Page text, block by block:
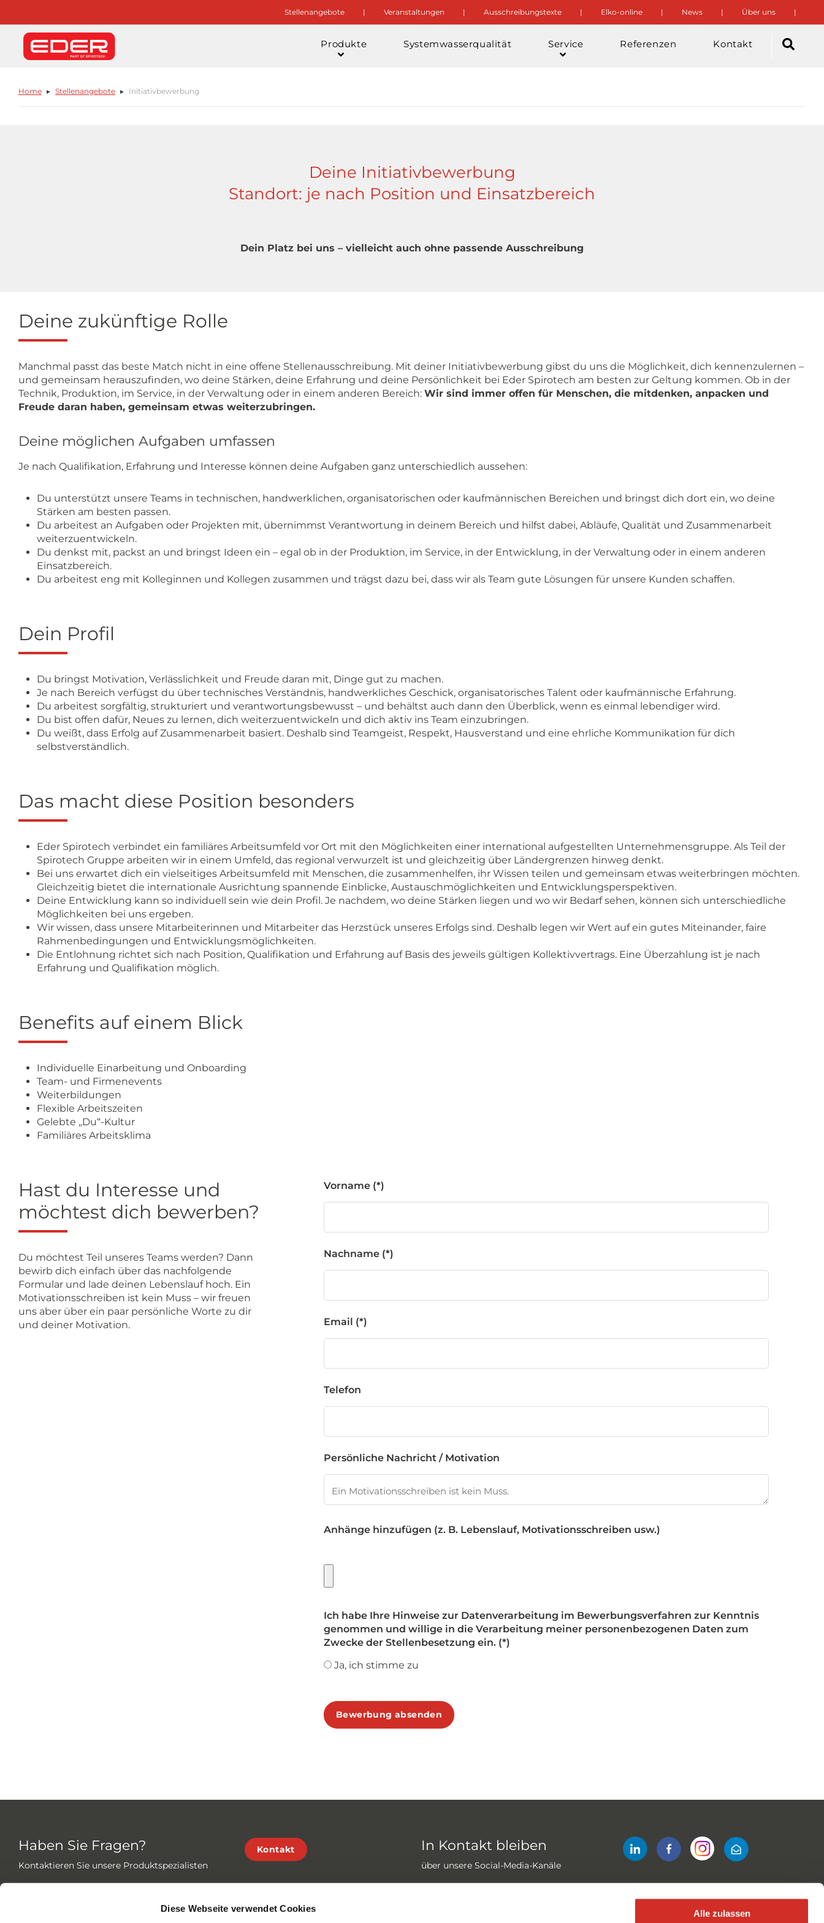
Diese Webseite verwendet Cookies
Alle zulassen
Stellenangebote Veranstaltungen Ausschreibungstexte Elko-online News Über uns
Produkte Systemwasserqualität Service Referenzen Kontakt
Home Stellenangebote Initiativbewerbung
Deine Initiativbewerbung
Standort: je nach Position und Einsatzbereich
Dein Platz bei uns – vielleicht auch ohne passende Ausschreibung
Deine zukünftige Rolle
Manchmal passt das beste Match nicht in eine offene Stellenausschreibung. Mit deiner Initiativbewerbung gibst du uns die Möglichkeit, dich kennenzulernen –
und gemeinsam herauszufinden, wo deine Stärken, deine Erfahrung und deine Persönlichkeit bei Eder Spirotech am besten zur Geltung kommen. Ob in der
Technik, Produktion, im Service, in der Verwaltung oder in einem anderen Bereich: Wir sind immer offen für Menschen, die mitdenken, anpacken und
Freude daran haben, gemeinsam etwas weiterzubringen.
Deine möglichen Aufgaben umfassen
Je nach Qualifikation, Erfahrung und Interesse können deine Aufgaben ganz unterschiedlich aussehen:
Du unterstützt unsere Teams in technischen, handwerklichen, organisatorischen oder kaufmännischen Bereichen und bringst dich dort ein, wo deine
Stärken am besten passen.
Du arbeitest an Aufgaben oder Projekten mit, übernimmst Verantwortung in deinem Bereich und hilfst dabei, Abläufe, Qualität und Zusammenarbeit
weiterzuentwickeln.
Du denkst mit, packst an und bringst Ideen ein – egal ob in der Produktion, im Service, in der Entwicklung, in der Verwaltung oder in einem anderen
Einsatzbereich.
Du arbeitest eng mit Kolleginnen und Kollegen zusammen und trägst dazu bei, dass wir als Team gute Lösungen für unsere Kunden schaffen.
Dein Profil
Du bringst Motivation, Verlässlichkeit und Freude daran mit, Dinge gut zu machen.
Je nach Bereich verfügst du über technisches Verständnis, handwerkliches Geschick, organisatorisches Talent oder kaufmännische Erfahrung.
Du arbeitest sorgfältig, strukturiert und verantwortungsbewusst – und behältst auch dann den Überblick, wenn es einmal lebendiger wird.
Du bist offen dafür, Neues zu lernen, dich weiterzuentwickeln und dich aktiv ins Team einzubringen.
Du weißt, dass Erfolg auf Zusammenarbeit basiert. Deshalb sind Teamgeist, Respekt, Hausverstand und eine ehrliche Kommunikation für dich
selbstverständlich.
Das macht diese Position besonders
Eder Spirotech verbindet ein familiäres Arbeitsumfeld vor Ort mit den Möglichkeiten einer international aufgestellten Unternehmensgruppe. Als Teil der
Spirotech Gruppe arbeiten wir in einem Umfeld, das regional verwurzelt ist und gleichzeitig über Ländergrenzen hinweg denkt.
Bei uns erwartet dich ein vielseitiges Arbeitsumfeld mit Menschen, die zusammenhelfen, ihr Wissen teilen und gemeinsam etwas weiterbringen möchten.
Gleichzeitig bietet die internationale Ausrichtung spannende Einblicke, Austauschmöglichkeiten und Entwicklungsperspektiven.
Deine Entwicklung kann so individuell sein wie dein Profil. Je nachdem, wo deine Stärken liegen und wo wir Bedarf sehen, können sich unterschiedliche
Möglichkeiten bei uns ergeben.
Wir wissen, dass unsere Mitarbeiterinnen und Mitarbeiter das Herzstück unseres Erfolgs sind. Deshalb legen wir Wert auf ein gutes Miteinander, faire
Rahmenbedingungen und Entwicklungsmöglichkeiten.
Die Entlohnung richtet sich nach Position, Qualifikation und Erfahrung auf Basis des jeweils gültigen Kollektivvertrags. Eine Überzahlung ist je nach
Erfahrung und Qualifikation möglich.
Benefits auf einem Blick
Individuelle Einarbeitung und Onboarding
Team- und Firmenevents
Weiterbildungen
Flexible Arbeitszeiten
Gelebte „Du“-Kultur
Familiäres Arbeitsklima
Hast du Interesse und
möchtest dich bewerben?
Du möchtest Teil unseres Teams werden? Dann
bewirb dich einfach über das nachfolgende
Formular und lade deinen Lebenslauf hoch. Ein
Motivationsschreiben ist kein Muss – wir freuen
uns aber über ein paar persönliche Worte zu dir
und deiner Motivation.
Vorname
Nachname
Email
Telefon
Persönliche Nachricht / Motivation
Anhänge hinzufügen (z. B. Lebenslauf, Motivationsschreiben usw.)
Ich habe Ihre Hinweise zur Datenverarbeitung im Bewerbungsverfahren zur Kenntnis
genommen und willige in die Verarbeitung meiner personenbezogenen Daten zum
Zwecke der Stellenbesetzung ein.
Ja, ich stimme zu
Bewerbung absenden
Haben Sie Fragen?
Kontaktieren Sie unsere Produktspezialisten
Kontakt In Kontakt bleiben
über unsere Social-Media-Kanäle
Eder Spirotech GmbH ist schon seit langem in allen Gebieten der Druckhalte-